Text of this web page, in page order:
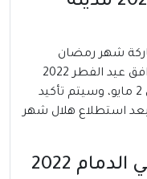
شهر رمضان
المبارك 2022-1443،من المحتمل أن يوافق عيد الفطر 2022
فى السعودية يوم الأحد 1مايو أو الإثنين 2 مايو، وسيتم تأكيد
السعودية، بعد استطلاع هلال شهر
2022